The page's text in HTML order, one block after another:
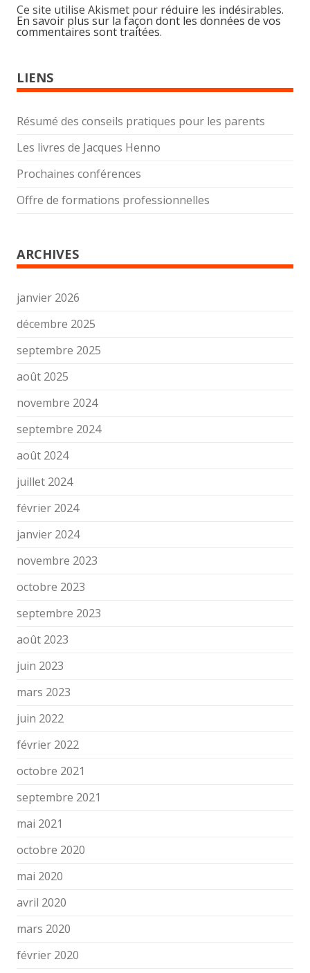
Ce site utilise Akismet pour réduire les indésirables.
En savoir plus sur la façon dont les données de vos
commentaires sont traitées.
LIENS
Résumé des conseils pratiques pour les parents
Les livres de Jacques Henno
Prochaines conférences
Offre de formations professionnelles
ARCHIVES
janvier 2026
décembre 2025
septembre 2025
août 2025
novembre 2024
septembre 2024
août 2024
juillet 2024
février 2024
janvier 2024
novembre 2023
octobre 2023
septembre 2023
août 2023
juin 2023
mars 2023
juin 2022
février 2022
octobre 2021
septembre 2021
mai 2021
octobre 2020
mai 2020
avril 2020
mars 2020
février 2020